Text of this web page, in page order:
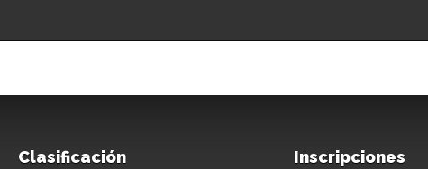
Clasificación Inscripciones